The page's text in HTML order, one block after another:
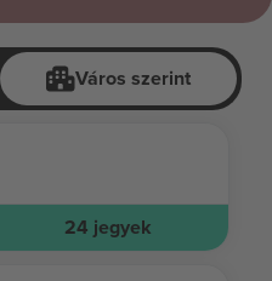
Város szerint
24 jegyek